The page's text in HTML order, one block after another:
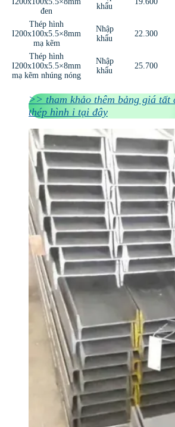
đen
khẩu
Thép hình
I200x100x5.5×8mm
mạ kẽm
Nhập
khẩu
22.300
Thép hình
I200x100x5.5×8mm
mạ kẽm nhúng nóng
Nhập
khẩu
25.700
>> tham khảo thêm bảng giá tất
thép hình i tại đây